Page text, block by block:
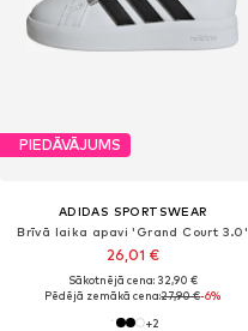
PIEDĀVĀJUMS
ADIDAS SPORTSWEAR
Brīvā laika apavi 'Grand Court 3.0'
26,01 €
Sākotnējā cena: 32,90 €
Pēdējā zemākā cena:27,90 €-6%
+2